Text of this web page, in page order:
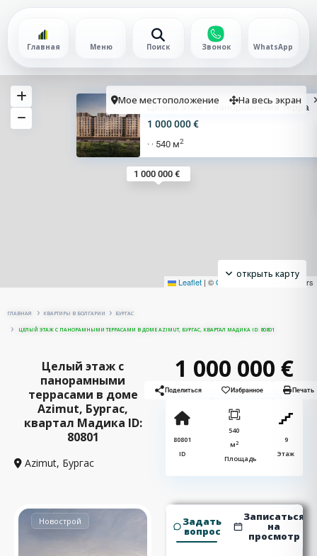
Главная Меню Поиск Звонок WhatsApp
1 000 000 €
Целый этаж с панорамными терра
1 000 000 €
· · 540 м2
Leaflet | ©OpenStreetMap contributors
открыть карту
Мое местоположение На весь экран
ГЛАВНАЯ КВАРТИРЫ В БОЛГАРИИ БУРГАС
ЦЕЛЫЙ ЭТАЖ С ПАНОРАМНЫМИ ТЕРРАСАМИ В ДОМЕ AZIMUT, БУРГАС, КВАРТАЛ МАДИКА ID: 80801
Целый этаж с
панорамными
террасами в доме
Azimut, Бургас,
квартал Мадика ID:
80801
Azimut, Бургас
1 000 000 €
Поделиться Избранное Печать
80801
ID
540
м2
Площадь
9
Этаж
Новострой Задать
вопрос
Записаться
на
просмотр